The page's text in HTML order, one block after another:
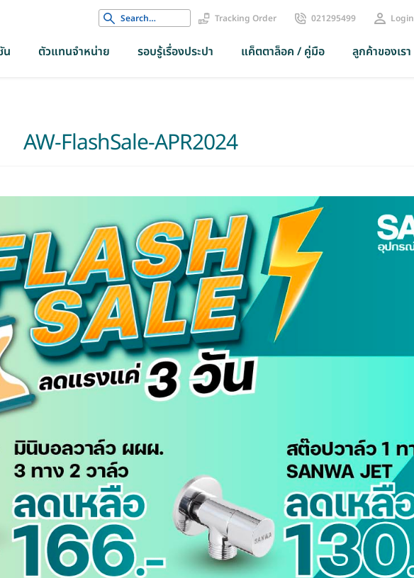
Search
for:
Tracking Order 021295499 Login
น ตัวแทนจำหน่าย รอบรู้เรื่องประปา แค็ตตาล็อค / คู่มือ ลูกค้าของเรา
AW-FlashSale-APR2024